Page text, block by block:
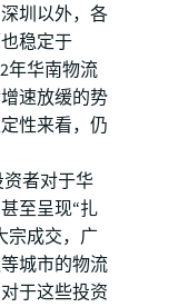
圳以外，各
稳定于
年华南物流
速放缓的势
性来看，仍
者对于华
至呈现“扎
宗成交，广
城市的物流
于这些投资